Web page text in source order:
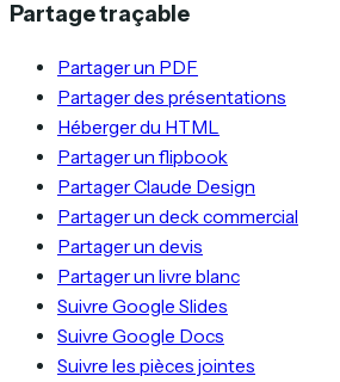
Partage traçable
Partager un PDF
Partager des présentations
Héberger du HTML
Partager un flipbook
Partager Claude Design
Partager un deck commercial
Partager un devis
Partager un livre blanc
Suivre Google Slides
Suivre Google Docs
Suivre les pièces jointes